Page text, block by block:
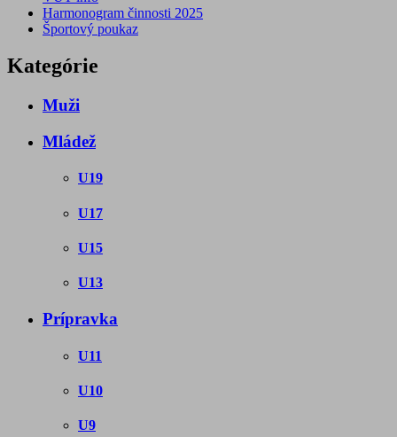
Harmonogram činnosti 2025
Športový poukaz
Kategórie
Muži
Mládež
U19
U17
U15
U13
Prípravka
U11
U10
U9